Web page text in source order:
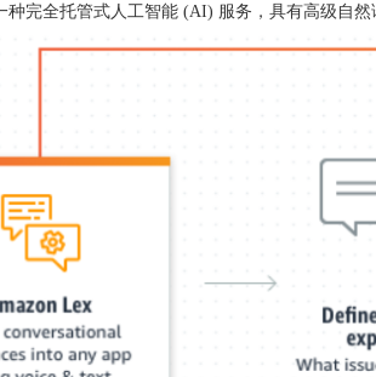
种完全托管式人工智能 (AI) 服务，具有高级自